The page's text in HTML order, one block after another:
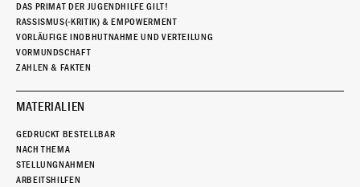
DAS PRIMAT DER JUGENDHILFE GILT!
RASSISMUS(-KRITIK) & EMPOWERMENT
VORLÄUFIGE INOBHUTNAHME UND VERTEILUNG
VORMUNDSCHAFT
ZAHLEN & FAKTEN
MATERIALIEN
GEDRUCKT BESTELLBAR
NACH THEMA
STELLUNGNAHMEN
ARBEITSHILFEN